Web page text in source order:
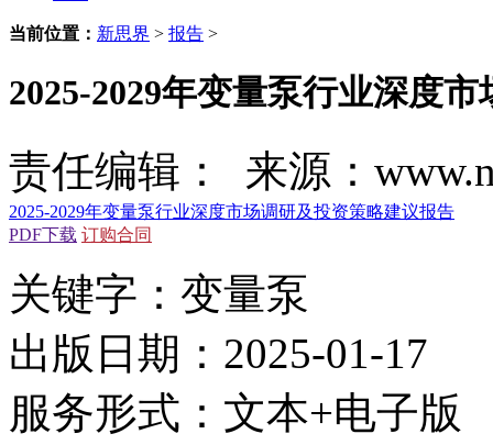
当前位置： 新思界 > 报告 >
2025-2029年变量泵行业深度
责任编辑： 来源：
2025-2029年变量泵行业深度市场调研及投资策略建议报告
PDF下载 订购合同
关键字：变量泵
出版日期：2025-01-17
服务形式：文本+电子版